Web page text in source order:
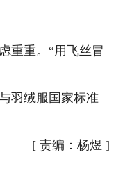
重重。“用飞丝冒
羽绒服国家标准
[ 责编：杨煜 ]